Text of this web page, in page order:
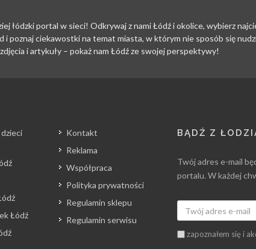
łódzki portal w sieci! Odkrywaj z nami Łódź i okolice, wybierz
i poznaj ciekawostki na temat miasta, w którym nie sposób się
i artykuły – pokaż nam Łódź ze swojej perspektywy!
Łódź
Kontakt
Reklama
Współpraca
Polityka prywatności
Regulamin sklepu
Regulamin serwisu
BĄDŹ Z
Twój adres e-mail
portalu. W każdej
zapoznałem się i